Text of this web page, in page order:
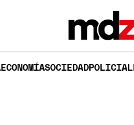
ECONOMÍASOCIEDAD